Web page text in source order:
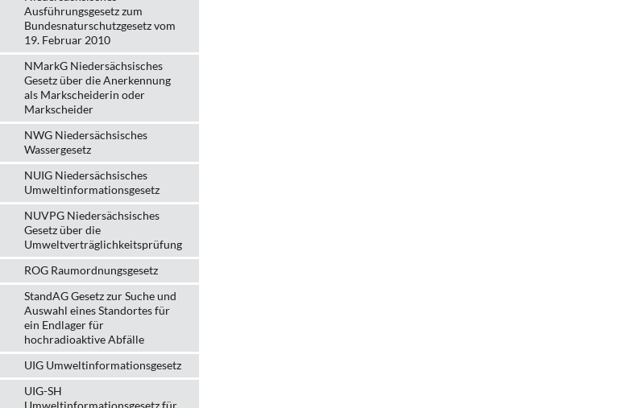
Ausführungsgesetz zum
Bundesnaturschutzgesetz vom
19. Februar 2010
NMarkG Niedersächsisches
Gesetz über die Anerkennung
als Markscheiderin oder
Markscheider
NWG Niedersächsisches
Wassergesetz
NUIG Niedersächsisches
Umweltinformationsgesetz
NUVPG Niedersächsisches
Gesetz über die
Umweltverträglichkeitsprüfung
ROG Raumordnungsgesetz
StandAG Gesetz zur Suche und
Auswahl eines Standortes für
ein Endlager für
hochradioaktive Abfälle
UIG Umweltinformationsgesetz
UIG-SH
Umweltinformationsgesetz für